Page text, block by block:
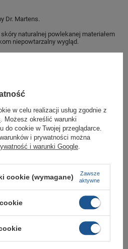
Dr. Martens.
naturalnej powlekanej materiałem
niepowtarzalny wygląd.
gumy gwarantująca doskonałą
15933510
Gwarancja
w celu realizacji usług zgodnie z
. Możesz określić warunki
do cookie w Twojej przeglądarce.
i prywatności można
i warunki Google
cookie (wymagane)
Zawsze
aktywne